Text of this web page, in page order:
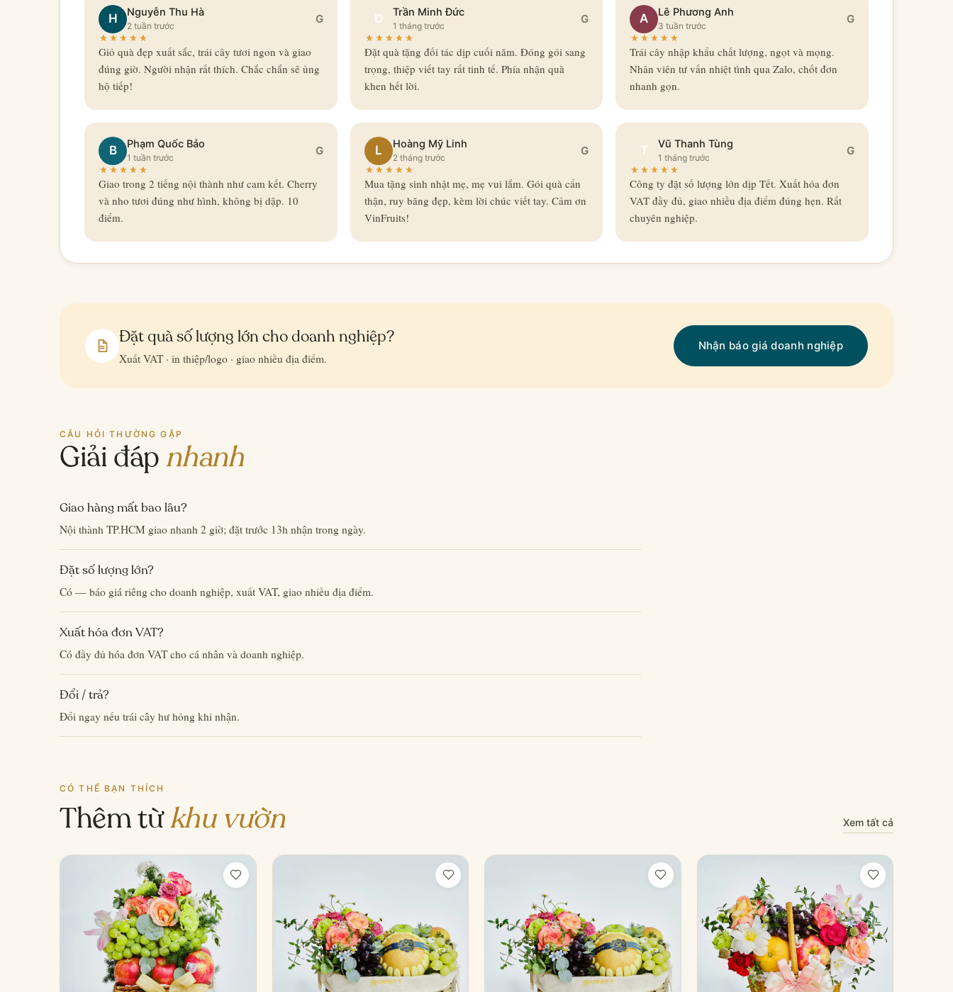
H Nguyễn Thu Hà
2 tuần trước
G
Giỏ quà đẹp xuất sắc, trái cây tươi ngon và giao
đúng giờ. Người nhận rất thích. Chắc chắn sẽ ủng
hộ tiếp!
Đ Trần Minh Đức
1 tháng trước
G
Đặt quà tặng đối tác dịp cuối năm. Đóng gói sang
trọng, thiệp viết tay rất tinh tế. Phía nhận quà
khen hết lời.
A Lê Phương Anh
3 tuần trước
G
Trái cây nhập khẩu chất lượng, ngọt và mọng.
Nhân viên tư vấn nhiệt tình qua Zalo, chốt đơn
nhanh gọn.
B Phạm Quốc Bảo
1 tuần trước
G
Giao trong 2 tiếng nội thành như cam kết. Cherry
và nho tươi đúng như hình, không bị dập. 10
điểm.
L Hoàng Mỹ Linh
2 tháng trước
G
Mua tặng sinh nhật mẹ, mẹ vui lắm. Gói quà cẩn
thận, ruy băng đẹp, kèm lời chúc viết tay. Cảm ơn
VinFruits!
T Vũ Thanh Tùng
1 tháng trước
G
Công ty đặt số lượng lớn dịp Tết. Xuất hóa đơn
VAT đầy đủ, giao nhiều địa điểm đúng hẹn. Rất
chuyên nghiệp.
Đặt quà số lượng lớn cho doanh nghiệp?
Xuất VAT · in thiệp/logo · giao nhiều địa điểm.
Nhận báo giá doanh nghiệp
CÂU HỎI THƯỜNG GẶP
Giải đápnhanh
Giao hàng mất bao lâu?
Nội thành TP.HCM giao nhanh 2 giờ; đặt trước 13h nhận trong ngày.
Đặt số lượng lớn?
Có — báo giá riêng cho doanh nghiệp, xuất VAT, giao nhiều địa điểm.
Xuất hóa đơn VAT?
Có đầy đủ hóa đơn VAT cho cá nhân và doanh nghiệp.
Đổi / trả?
Đổi ngay nếu trái cây hư hỏng khi nhận.
CÓ THỂ BẠN THÍCH
Thêm từkhu vườn Xem tất cả